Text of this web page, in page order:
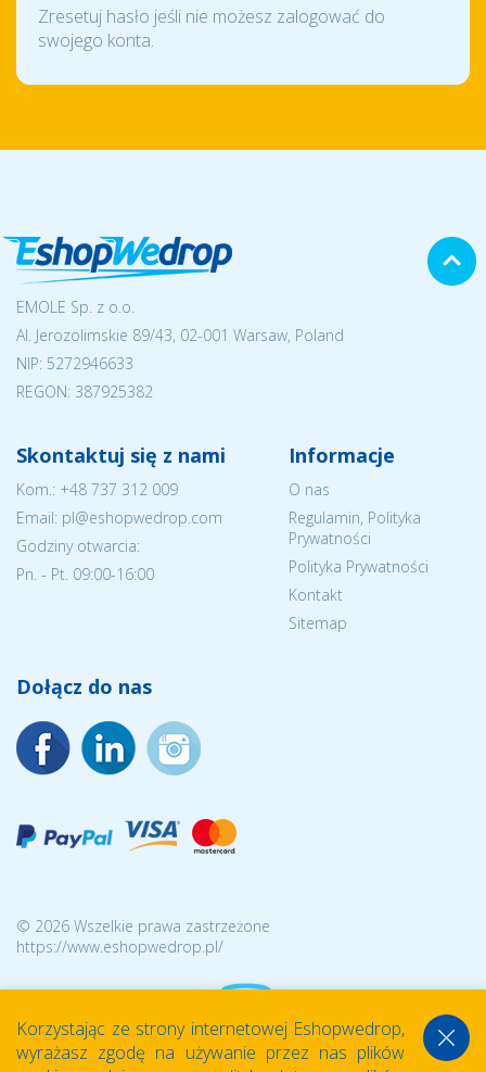
Zresetuj hasło jeśli nie możesz zalogować do
swojego konta.
EMOLE Sp. z o.o.
Al. Jerozolimskie 89/43, 02-001 Warsaw, Poland
NIP: 5272946633
REGON: 387925382
Skontaktuj się z nami
Kom.: +48 737 312 009
Email: pl@eshopwedrop.com
Godziny otwarcia:
Pn. - Pt. 09:00-16:00
Informacje
O nas
Regulamin, Polityka
Prywatności
Polityka Prywatności
Kontakt
Sitemap
Dołącz do nas
© 2026 Wszelkie prawa zastrzeżone
https://www.eshopwedrop.pl/
Korzystając ze strony internetowej Eshopwedrop,
wyrażasz zgodę na używanie przez nas plików